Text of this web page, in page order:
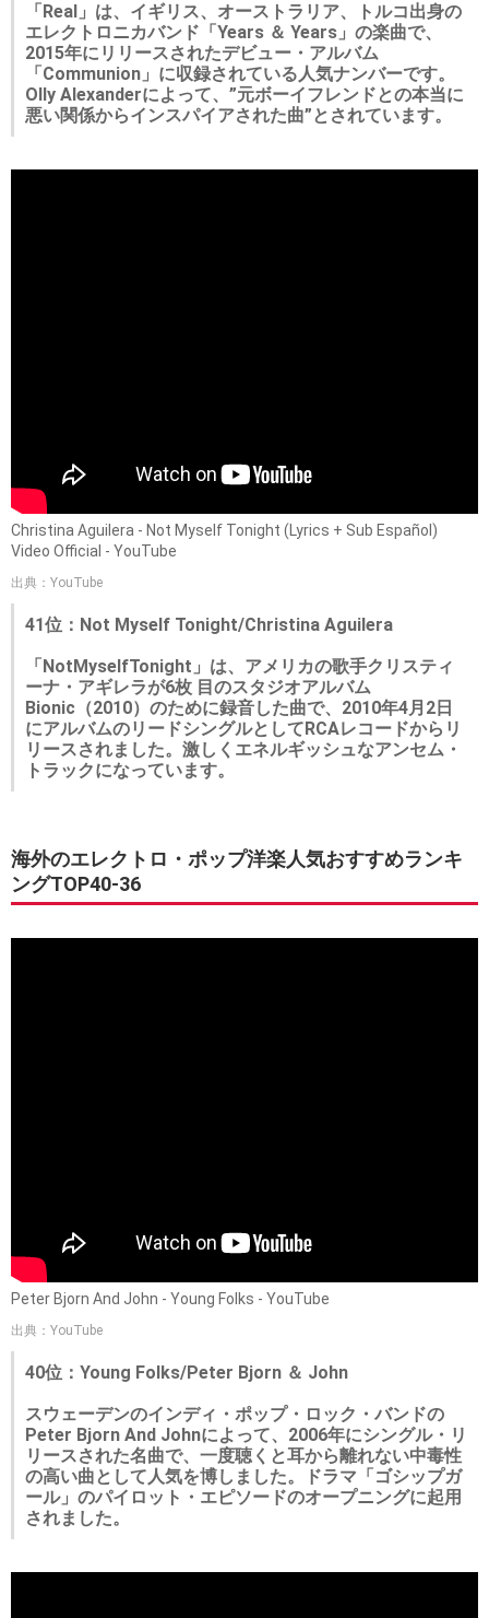
「Real」は、イギリス、オーストラリア、トルコ出身の
エレクトロニカバンド「Years ＆ Years」の楽曲で、
2015年にリリースされたデビュー・アルバム
「Communion」に収録されている人気ナンバーです。
Olly Alexanderによって、”元ボーイフレンドとの本当に
悪い関係からインスパイアされた曲”とされています。
Christina Aguilera - Not Myself Tonight (Lyrics + Sub Español)
Video Official - YouTube
出典：YouTube
41位：Not Myself Tonight/Christina Aguilera
「NotMyselfTonight」は、アメリカの歌手クリスティ
ーナ・アギレラが6枚 目のスタジオアルバム
Bionic（2010）のために録音した曲で、2010年4月2日
にアルバムのリードシングルとしてRCAレコードからリ
リースされました。激しくエネルギッシュなアンセム・
トラックになっています。
海外のエレクトロ・ポップ洋楽人気おすすめランキ
ングTOP40-36
Peter Bjorn And John - Young Folks - YouTube
出典：YouTube
40位：Young Folks/Peter Bjorn ＆ John
スウェーデンのインディ・ポップ・ロック・バンドの
Peter Bjorn And Johnによって、2006年にシングル・リ
リースされた名曲で、一度聴くと耳から離れない中毒性
の高い曲として人気を博しました。ドラマ「ゴシップガ
ール」のパイロット・エピソードのオープニングに起用
されました。